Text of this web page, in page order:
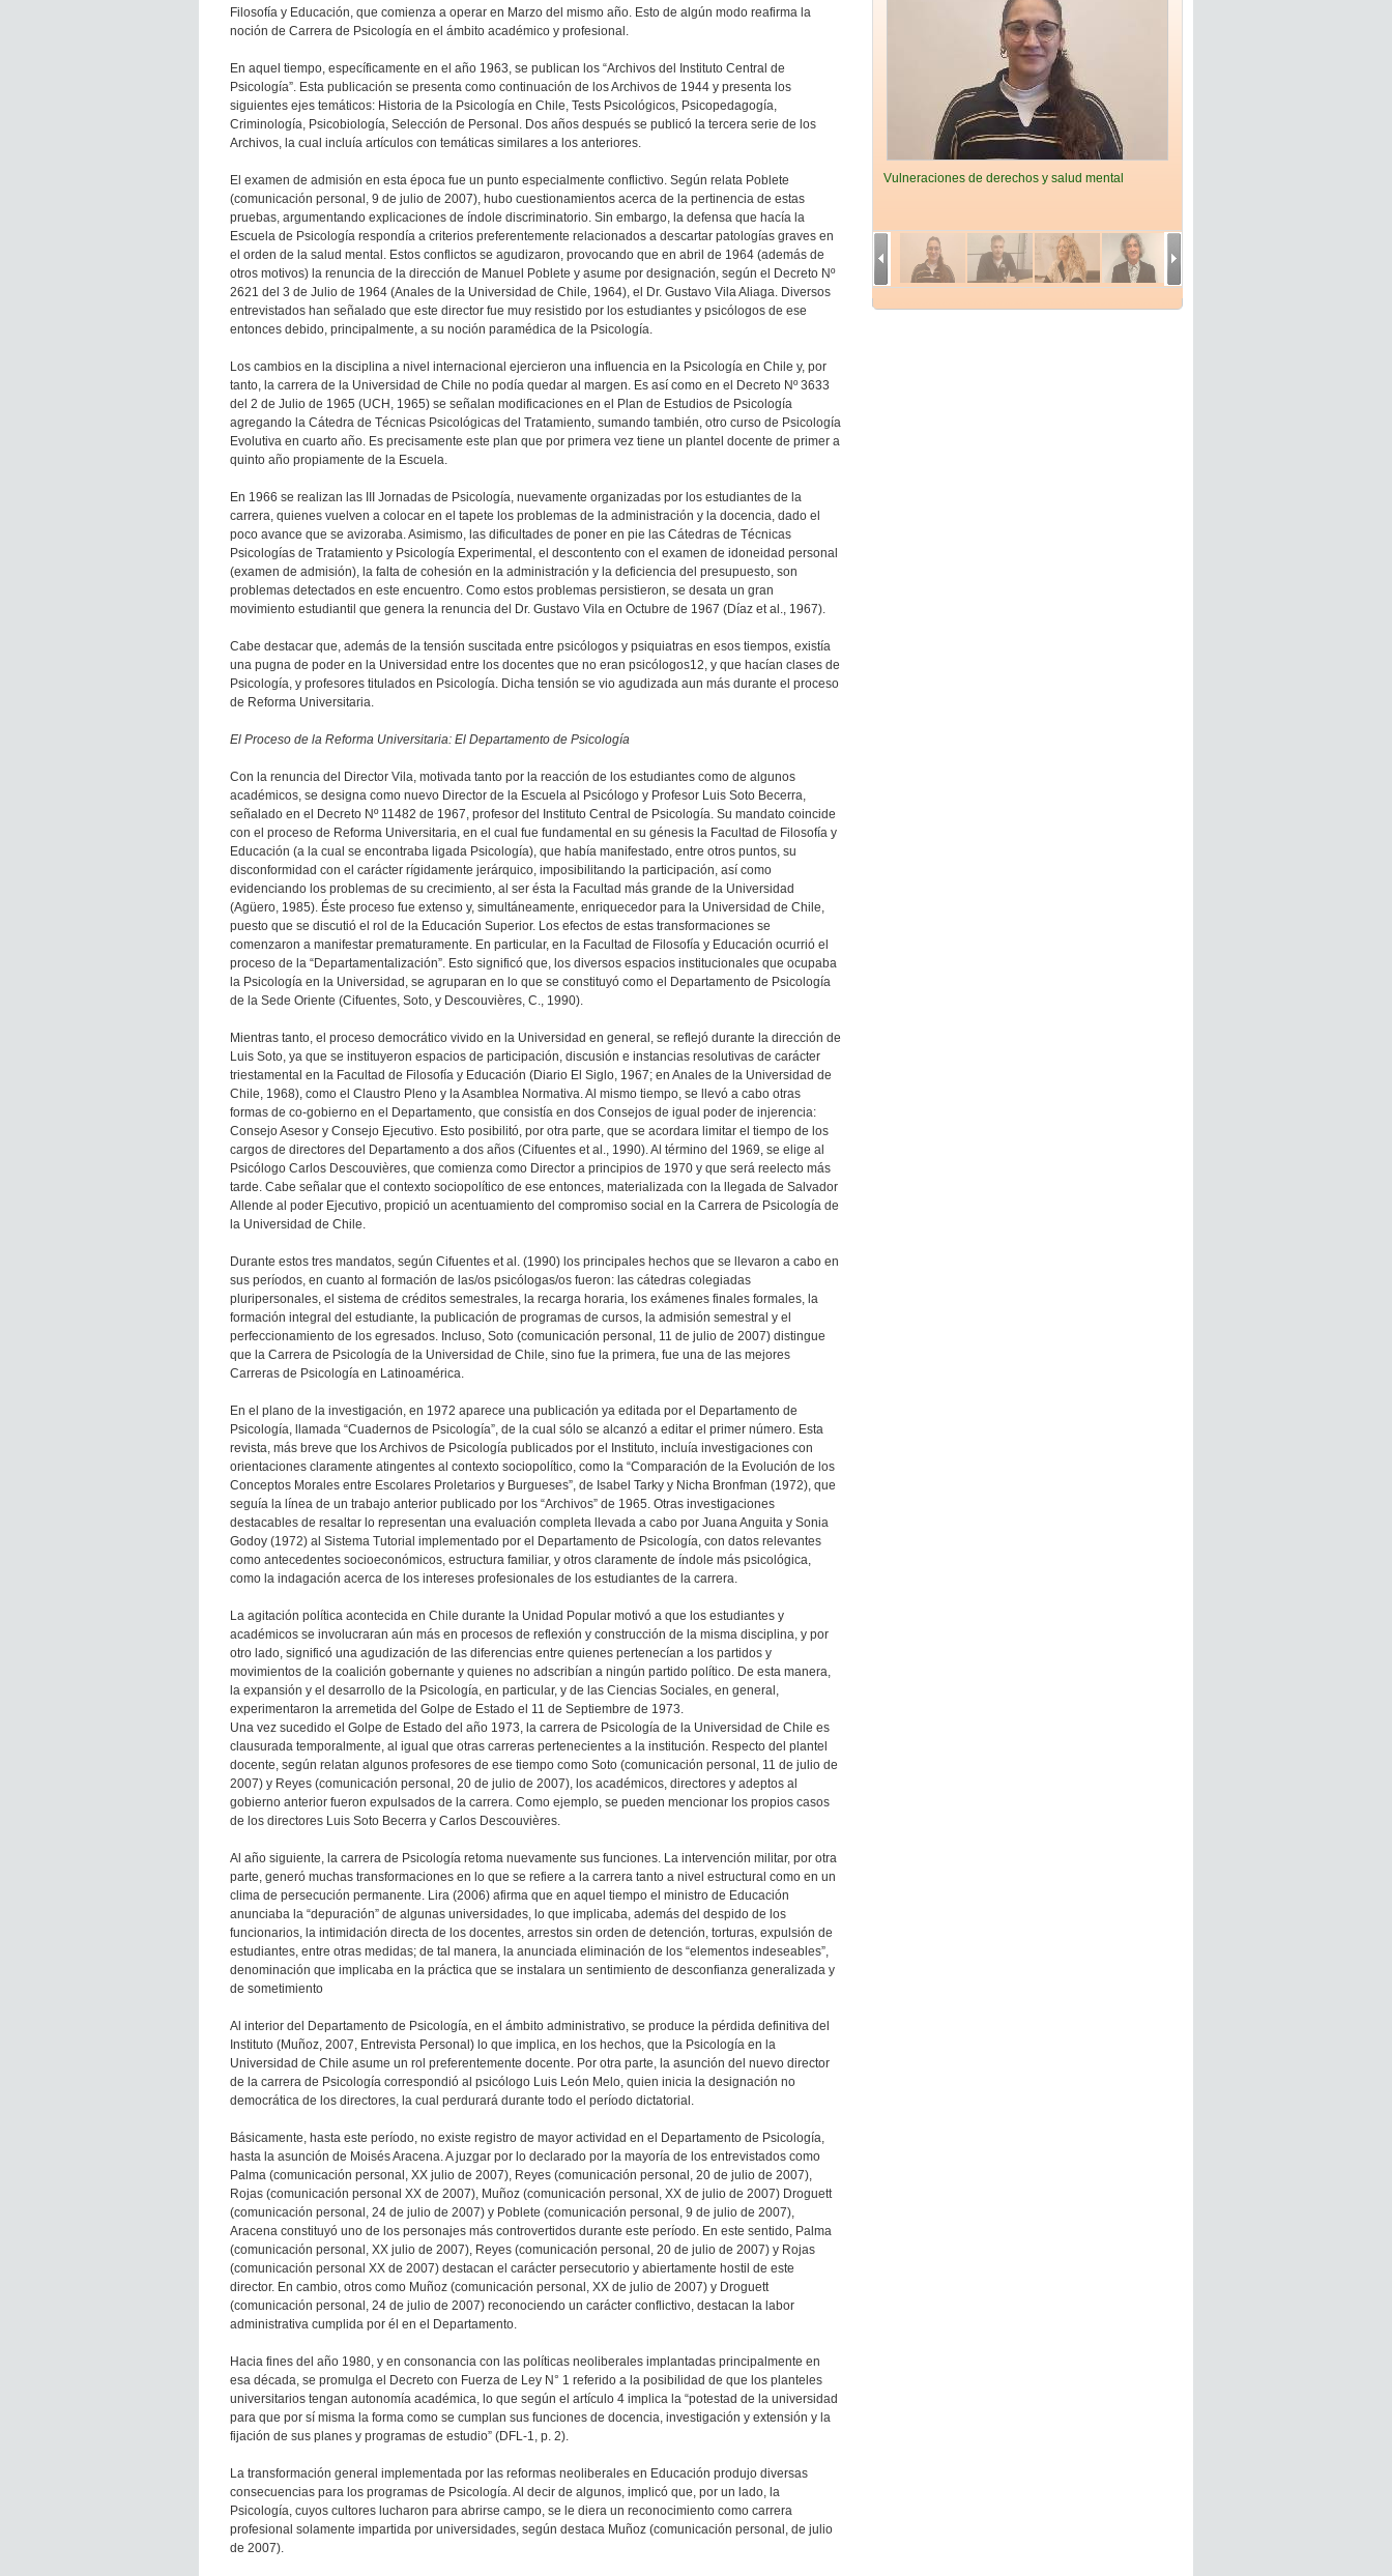
Filosofía y Educación, que comienza a operar en Marzo del mismo año. Esto de algún modo reafirma la
noción de Carrera de Psicología en el ámbito académico y profesional.
En aquel tiempo, específicamente en el año 1963, se publican los “Archivos del Instituto Central de
Psicología”. Esta publicación se presenta como continuación de los Archivos de 1944 y presenta los
siguientes ejes temáticos: Historia de la Psicología en Chile, Tests Psicológicos, Psicopedagogía,
Criminología, Psicobiología, Selección de Personal. Dos años después se publicó la tercera serie de los
Archivos, la cual incluía artículos con temáticas similares a los anteriores.
El examen de admisión en esta época fue un punto especialmente conflictivo. Según relata Poblete
(comunicación personal, 9 de julio de 2007), hubo cuestionamientos acerca de la pertinencia de estas
pruebas, argumentando explicaciones de índole discriminatorio. Sin embargo, la defensa que hacía la
Escuela de Psicología respondía a criterios preferentemente relacionados a descartar patologías graves en
el orden de la salud mental. Estos conflictos se agudizaron, provocando que en abril de 1964 (además de
otros motivos) la renuncia de la dirección de Manuel Poblete y asume por designación, según el Decreto Nº
2621 del 3 de Julio de 1964 (Anales de la Universidad de Chile, 1964), el Dr. Gustavo Vila Aliaga. Diversos
entrevistados han señalado que este director fue muy resistido por los estudiantes y psicólogos de ese
entonces debido, principalmente, a su noción paramédica de la Psicología.
Los cambios en la disciplina a nivel internacional ejercieron una influencia en la Psicología en Chile y, por
tanto, la carrera de la Universidad de Chile no podía quedar al margen. Es así como en el Decreto Nº 3633
del 2 de Julio de 1965 (UCH, 1965) se señalan modificaciones en el Plan de Estudios de Psicología
agregando la Cátedra de Técnicas Psicológicas del Tratamiento, sumando también, otro curso de Psicología
Evolutiva en cuarto año. Es precisamente este plan que por primera vez tiene un plantel docente de primer a
quinto año propiamente de la Escuela.
En 1966 se realizan las III Jornadas de Psicología, nuevamente organizadas por los estudiantes de la
carrera, quienes vuelven a colocar en el tapete los problemas de la administración y la docencia, dado el
poco avance que se avizoraba. Asimismo, las dificultades de poner en pie las Cátedras de Técnicas
Psicologías de Tratamiento y Psicología Experimental, el descontento con el examen de idoneidad personal
(examen de admisión), la falta de cohesión en la administración y la deficiencia del presupuesto, son
problemas detectados en este encuentro. Como estos problemas persistieron, se desata un gran
movimiento estudiantil que genera la renuncia del Dr. Gustavo Vila en Octubre de 1967 (Díaz et al., 1967).
Cabe destacar que, además de la tensión suscitada entre psicólogos y psiquiatras en esos tiempos, existía
una pugna de poder en la Universidad entre los docentes que no eran psicólogos12, y que hacían clases de
Psicología, y profesores titulados en Psicología. Dicha tensión se vio agudizada aun más durante el proceso
de Reforma Universitaria.
El Proceso de la Reforma Universitaria: El Departamento de Psicología
Con la renuncia del Director Vila, motivada tanto por la reacción de los estudiantes como de algunos
académicos, se designa como nuevo Director de la Escuela al Psicólogo y Profesor Luis Soto Becerra,
señalado en el Decreto Nº 11482 de 1967, profesor del Instituto Central de Psicología. Su mandato coincide
con el proceso de Reforma Universitaria, en el cual fue fundamental en su génesis la Facultad de Filosofía y
Educación (a la cual se encontraba ligada Psicología), que había manifestado, entre otros puntos, su
disconformidad con el carácter rígidamente jerárquico, imposibilitando la participación, así como
evidenciando los problemas de su crecimiento, al ser ésta la Facultad más grande de la Universidad
(Agüero, 1985). Éste proceso fue extenso y, simultáneamente, enriquecedor para la Universidad de Chile,
puesto que se discutió el rol de la Educación Superior. Los efectos de estas transformaciones se
comenzaron a manifestar prematuramente. En particular, en la Facultad de Filosofía y Educación ocurrió el
proceso de la “Departamentalización”. Esto significó que, los diversos espacios institucionales que ocupaba
la Psicología en la Universidad, se agruparan en lo que se constituyó como el Departamento de Psicología
de la Sede Oriente (Cifuentes, Soto, y Descouvières, C., 1990).
Mientras tanto, el proceso democrático vivido en la Universidad en general, se reflejó durante la dirección de
Luis Soto, ya que se instituyeron espacios de participación, discusión e instancias resolutivas de carácter
triestamental en la Facultad de Filosofía y Educación (Diario El Siglo, 1967; en Anales de la Universidad de
Chile, 1968), como el Claustro Pleno y la Asamblea Normativa. Al mismo tiempo, se llevó a cabo otras
formas de co-gobierno en el Departamento, que consistía en dos Consejos de igual poder de injerencia:
Consejo Asesor y Consejo Ejecutivo. Esto posibilitó, por otra parte, que se acordara limitar el tiempo de los
cargos de directores del Departamento a dos años (Cifuentes et al., 1990). Al término del 1969, se elige al
Psicólogo Carlos Descouvières, que comienza como Director a principios de 1970 y que será reelecto más
tarde. Cabe señalar que el contexto sociopolítico de ese entonces, materializada con la llegada de Salvador
Allende al poder Ejecutivo, propició un acentuamiento del compromiso social en la Carrera de Psicología de
la Universidad de Chile.
Durante estos tres mandatos, según Cifuentes et al. (1990) los principales hechos que se llevaron a cabo en
sus períodos, en cuanto al formación de las/os psicólogas/os fueron: las cátedras colegiadas
pluripersonales, el sistema de créditos semestrales, la recarga horaria, los exámenes finales formales, la
formación integral del estudiante, la publicación de programas de cursos, la admisión semestral y el
perfeccionamiento de los egresados. Incluso, Soto (comunicación personal, 11 de julio de 2007) distingue
que la Carrera de Psicología de la Universidad de Chile, sino fue la primera, fue una de las mejores
Carreras de Psicología en Latinoamérica.
En el plano de la investigación, en 1972 aparece una publicación ya editada por el Departamento de
Psicología, llamada “Cuadernos de Psicología”, de la cual sólo se alcanzó a editar el primer número. Esta
revista, más breve que los Archivos de Psicología publicados por el Instituto, incluía investigaciones con
orientaciones claramente atingentes al contexto sociopolítico, como la “Comparación de la Evolución de los
Conceptos Morales entre Escolares Proletarios y Burgueses”, de Isabel Tarky y Nicha Bronfman (1972), que
seguía la línea de un trabajo anterior publicado por los “Archivos” de 1965. Otras investigaciones
destacables de resaltar lo representan una evaluación completa llevada a cabo por Juana Anguita y Sonia
Godoy (1972) al Sistema Tutorial implementado por el Departamento de Psicología, con datos relevantes
como antecedentes socioeconómicos, estructura familiar, y otros claramente de índole más psicológica,
como la indagación acerca de los intereses profesionales de los estudiantes de la carrera.
La agitación política acontecida en Chile durante la Unidad Popular motivó a que los estudiantes y
académicos se involucraran aún más en procesos de reflexión y construcción de la misma disciplina, y por
otro lado, significó una agudización de las diferencias entre quienes pertenecían a los partidos y
movimientos de la coalición gobernante y quienes no adscribían a ningún partido político. De esta manera,
la expansión y el desarrollo de la Psicología, en particular, y de las Ciencias Sociales, en general,
experimentaron la arremetida del Golpe de Estado el 11 de Septiembre de 1973.
Una vez sucedido el Golpe de Estado del año 1973, la carrera de Psicología de la Universidad de Chile es
clausurada temporalmente, al igual que otras carreras pertenecientes a la institución. Respecto del plantel
docente, según relatan algunos profesores de ese tiempo como Soto (comunicación personal, 11 de julio de
2007) y Reyes (comunicación personal, 20 de julio de 2007), los académicos, directores y adeptos al
gobierno anterior fueron expulsados de la carrera. Como ejemplo, se pueden mencionar los propios casos
de los directores Luis Soto Becerra y Carlos Descouvières.
Al año siguiente, la carrera de Psicología retoma nuevamente sus funciones. La intervención militar, por otra
parte, generó muchas transformaciones en lo que se refiere a la carrera tanto a nivel estructural como en un
clima de persecución permanente. Lira (2006) afirma que en aquel tiempo el ministro de Educación
anunciaba la “depuración” de algunas universidades, lo que implicaba, además del despido de los
funcionarios, la intimidación directa de los docentes, arrestos sin orden de detención, torturas, expulsión de
estudiantes, entre otras medidas; de tal manera, la anunciada eliminación de los “elementos indeseables”,
denominación que implicaba en la práctica que se instalara un sentimiento de desconfianza generalizada y
de sometimiento
Al interior del Departamento de Psicología, en el ámbito administrativo, se produce la pérdida definitiva del
Instituto (Muñoz, 2007, Entrevista Personal) lo que implica, en los hechos, que la Psicología en la
Universidad de Chile asume un rol preferentemente docente. Por otra parte, la asunción del nuevo director
de la carrera de Psicología correspondió al psicólogo Luis León Melo, quien inicia la designación no
democrática de los directores, la cual perdurará durante todo el período dictatorial.
Básicamente, hasta este período, no existe registro de mayor actividad en el Departamento de Psicología,
hasta la asunción de Moisés Aracena. A juzgar por lo declarado por la mayoría de los entrevistados como
Palma (comunicación personal, XX julio de 2007), Reyes (comunicación personal, 20 de julio de 2007),
Rojas (comunicación personal XX de 2007), Muñoz (comunicación personal, XX de julio de 2007) Droguett
(comunicación personal, 24 de julio de 2007) y Poblete (comunicación personal, 9 de julio de 2007),
Aracena constituyó uno de los personajes más controvertidos durante este período. En este sentido, Palma
(comunicación personal, XX julio de 2007), Reyes (comunicación personal, 20 de julio de 2007) y Rojas
(comunicación personal XX de 2007) destacan el carácter persecutorio y abiertamente hostil de este
director. En cambio, otros como Muñoz (comunicación personal, XX de julio de 2007) y Droguett
(comunicación personal, 24 de julio de 2007) reconociendo un carácter conflictivo, destacan la labor
administrativa cumplida por él en el Departamento.
Hacia fines del año 1980, y en consonancia con las políticas neoliberales implantadas principalmente en
esa década, se promulga el Decreto con Fuerza de Ley N° 1 referido a la posibilidad de que los planteles
universitarios tengan autonomía académica, lo que según el artículo 4 implica la “potestad de la universidad
para que por sí misma la forma como se cumplan sus funciones de docencia, investigación y extensión y la
fijación de sus planes y programas de estudio” (DFL-1, p. 2).
La transformación general implementada por las reformas neoliberales en Educación produjo diversas
consecuencias para los programas de Psicología. Al decir de algunos, implicó que, por un lado, la
Psicología, cuyos cultores lucharon para abrirse campo, se le diera un reconocimiento como carrera
profesional solamente impartida por universidades, según destaca Muñoz (comunicación personal, de julio
de 2007).
Vulneraciones de derechos y salud mental